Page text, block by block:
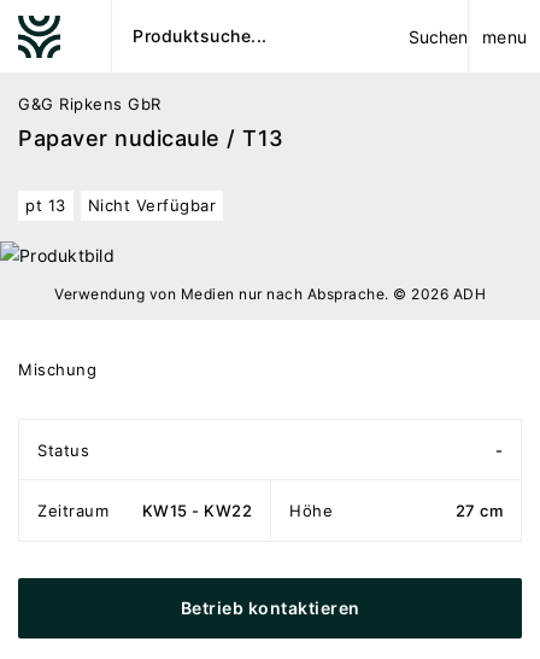
Suchen menu
G&G Ripkens GbR
Papaver nudicaule / T13
pt 13 Nicht Verfügbar
Verwendung von Medien nur nach Absprache. © 2026 ADH
Mischung
Status -
Zeitraum KW15 - KW22 Höhe 27 cm
Betrieb kontaktieren